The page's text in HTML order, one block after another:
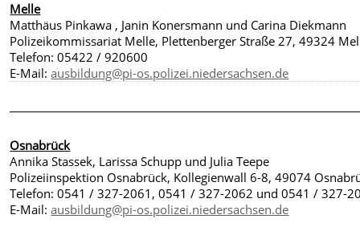
Melle
Matthäus Pinkawa , Janin Konersmann und Carina Diekmann
Polizeikommissariat Melle, Plettenberger Straße 27, 49324
Telefon: 05422 / 920600
E-Mail:ausbildung@pi-os.polizei.niedersachsen.de
Osnabrück
Annika Stassek, Larissa Schupp und Julia Teepe
Polizeiinspektion Osnabrück, Kollegienwall 6-8, 49074
Telefon: 0541 / 327-2061, 0541 / 327-2062 und 0541 / 327-
E-Mail:ausbildung@pi-os.polizei.niedersachsen.de